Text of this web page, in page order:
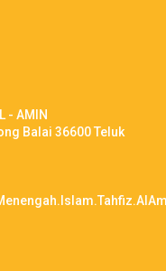
- AMIN
Balai 36600 Teluk